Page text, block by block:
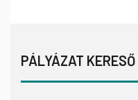
PÁLYÁZAT KERESŐ